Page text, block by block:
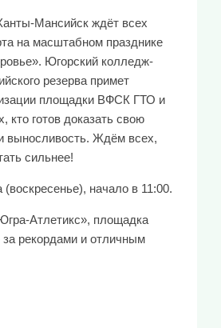
Мансийск ждёт всех
на масштабном празднике
Югорский колледж-
резерва примет
площадки ВФСК ГТО и
кто готов доказать свою
выносливость. Ждём всех,
сильнее!
(воскресенье), начало в 11:00.
Атлетикс», площадка
рекордами и отличным